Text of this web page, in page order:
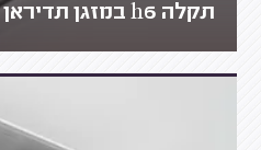
תקלה h6 במזגן תדיראן